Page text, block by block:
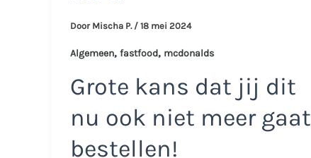
Door Mischa P. / 18 mei 2024
Algemeen, fastfood, mcdonalds
Grote kans dat jij dit
nu ook niet meer gaat
bestellen!